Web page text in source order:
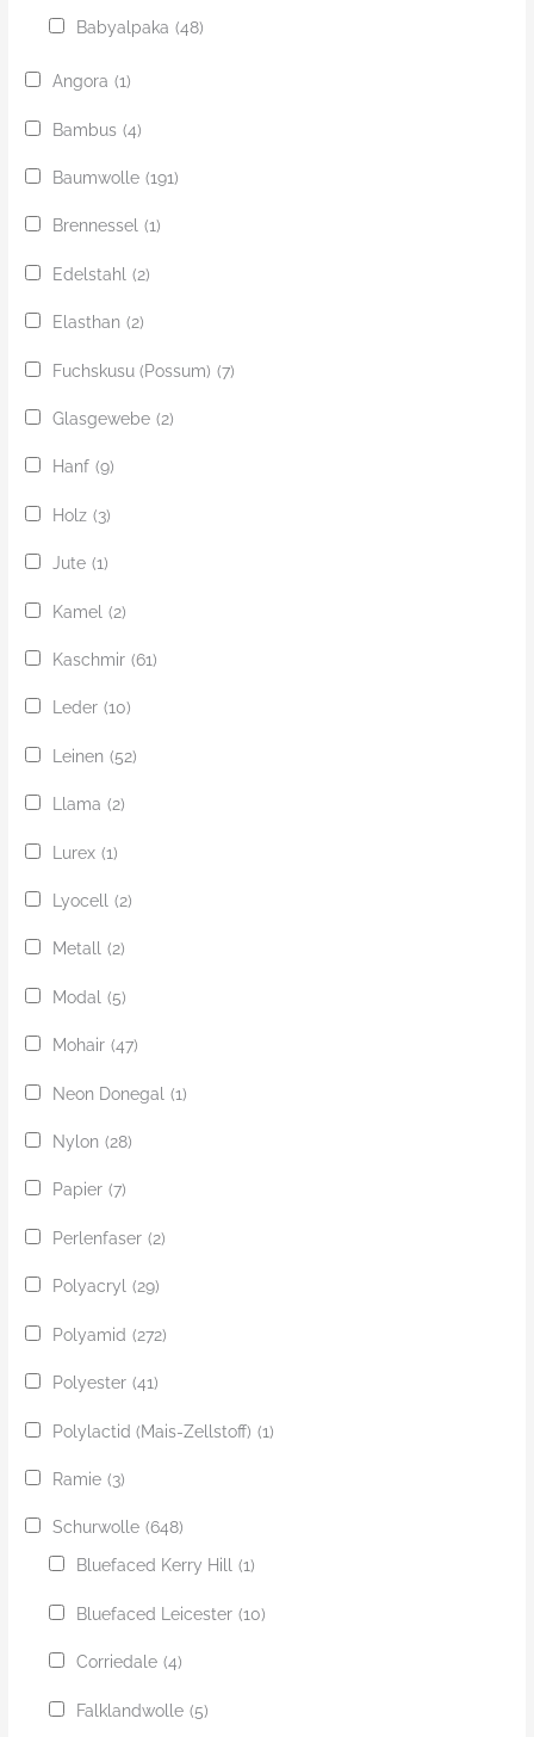
Babyalpaka (48)
Angora (1)
Bambus (4)
Baumwolle (191)
Brennessel (1)
Edelstahl (2)
Elasthan (2)
Fuchskusu (Possum) (7)
Glasgewebe (2)
Hanf (9)
Holz (3)
Jute (1)
Kamel (2)
Kaschmir (61)
Leder (10)
Leinen (52)
Llama (2)
Lurex (1)
Lyocell (2)
Metall (2)
Modal (5)
Mohair (47)
Neon Donegal (1)
Nylon (28)
Papier (7)
Perlenfaser (2)
Polyacryl (29)
Polyamid (272)
Polyester (41)
Polylactid (Mais-Zellstoff) (1)
Ramie (3)
Schurwolle (648)
Bluefaced Kerry Hill (1)
Bluefaced Leicester (10)
Corriedale (4)
Falklandwolle (5)